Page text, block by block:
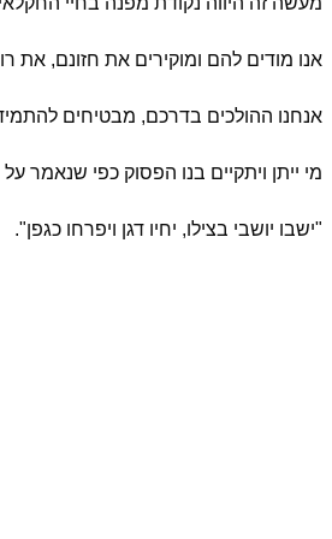
אנו מודים להם ומוקירים את חזונם, את
אנחנו ההולכים בדרכם, מבטיחים
מי ייתן ויתקיים בנו הפסוק כפי שנאמר
"ישבו יושבי בצילו, יחיו דגן ויפרחו כגפן".